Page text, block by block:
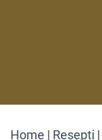
Home Resepti